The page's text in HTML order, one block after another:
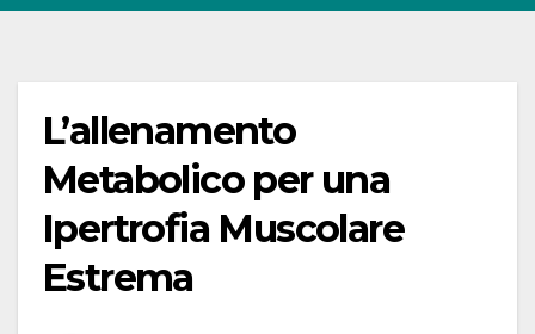
L’allenamento
Metabolico per una
Ipertrofia Muscolare
Estrema